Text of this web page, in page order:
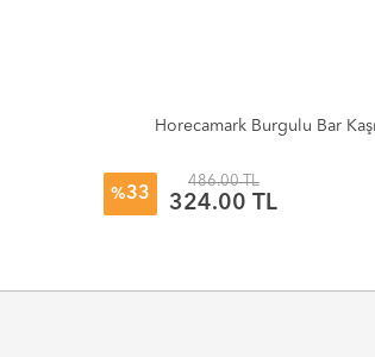
Horecamark Burgulu Bar
%33
486.00 TL
324.00 TL